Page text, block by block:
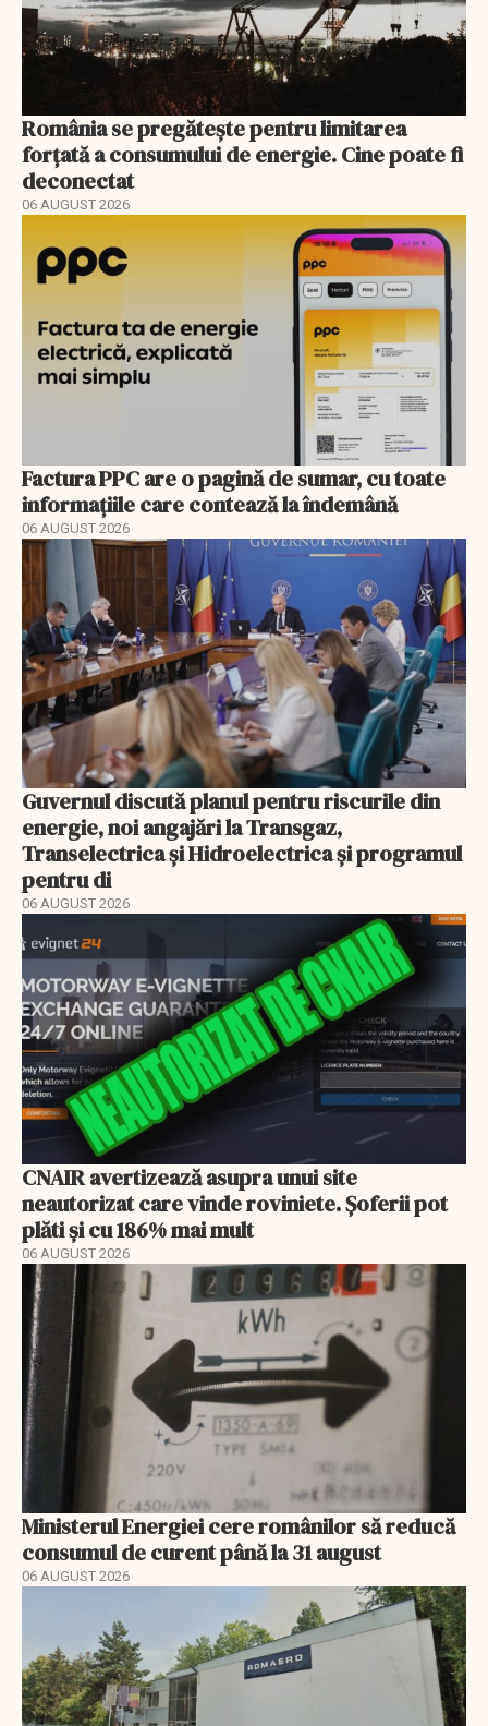
România se pregătește pentru limitarea
forțată a consumului de energie. Cine poate fi
deconectat
06 AUGUST 2026
Factura PPC are o pagină de sumar, cu toate
informațiile care contează la îndemână
06 AUGUST 2026
Guvernul discută planul pentru riscurile din
energie, noi angajări la Transgaz,
Transelectrica și Hidroelectrica și programul
pentru di
06 AUGUST 2026
CNAIR avertizează asupra unui site
neautorizat care vinde roviniete. Șoferii pot
plăti și cu 186% mai mult
06 AUGUST 2026
Ministerul Energiei cere românilor să reducă
consumul de curent până la 31 august
06 AUGUST 2026